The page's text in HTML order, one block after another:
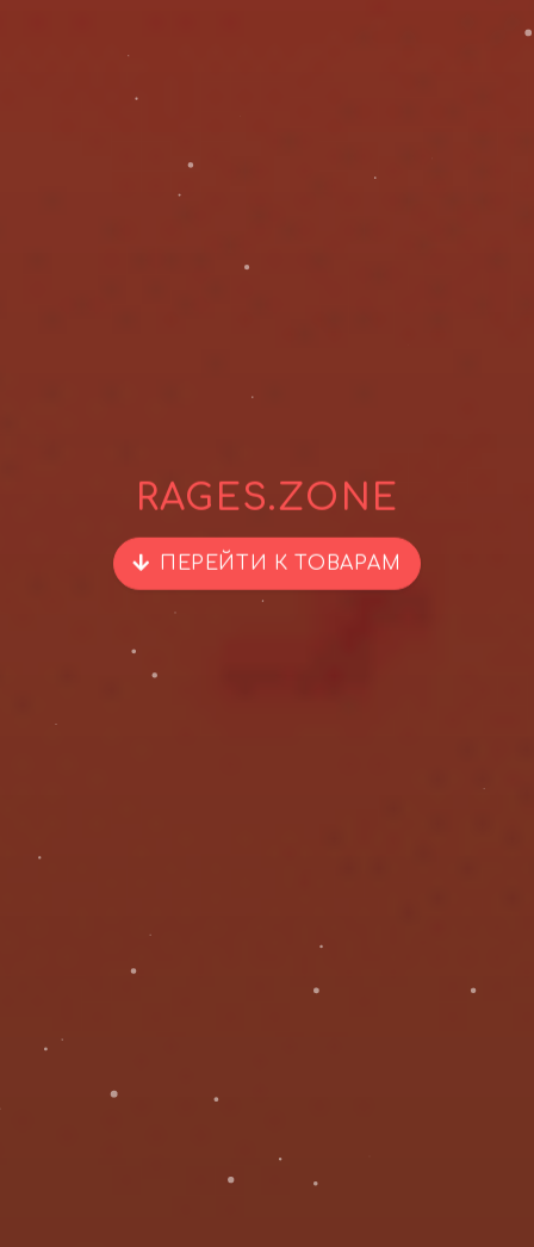
RAGES.ZONE
ПЕРЕЙТИ К ТОВАРАМ